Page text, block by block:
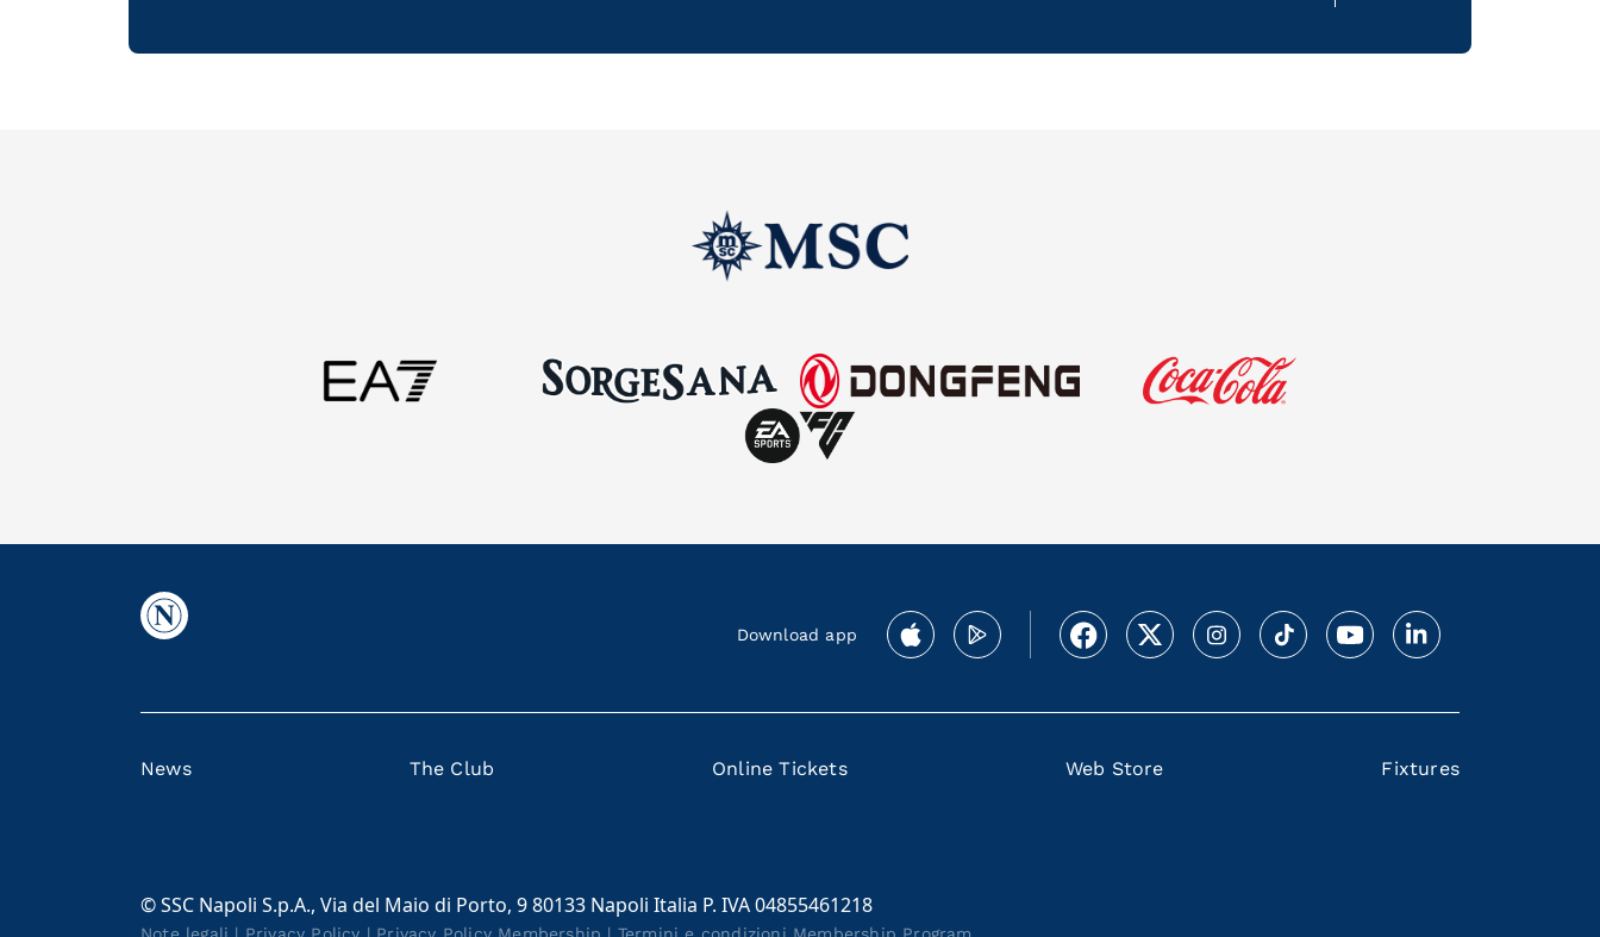
Download app
News The Club Online Tickets Web Store Fixtures
© SSC Napoli S.p.A., Via del Maio di Porto, 9 80133 Napoli Italia P. IVA 04855461218